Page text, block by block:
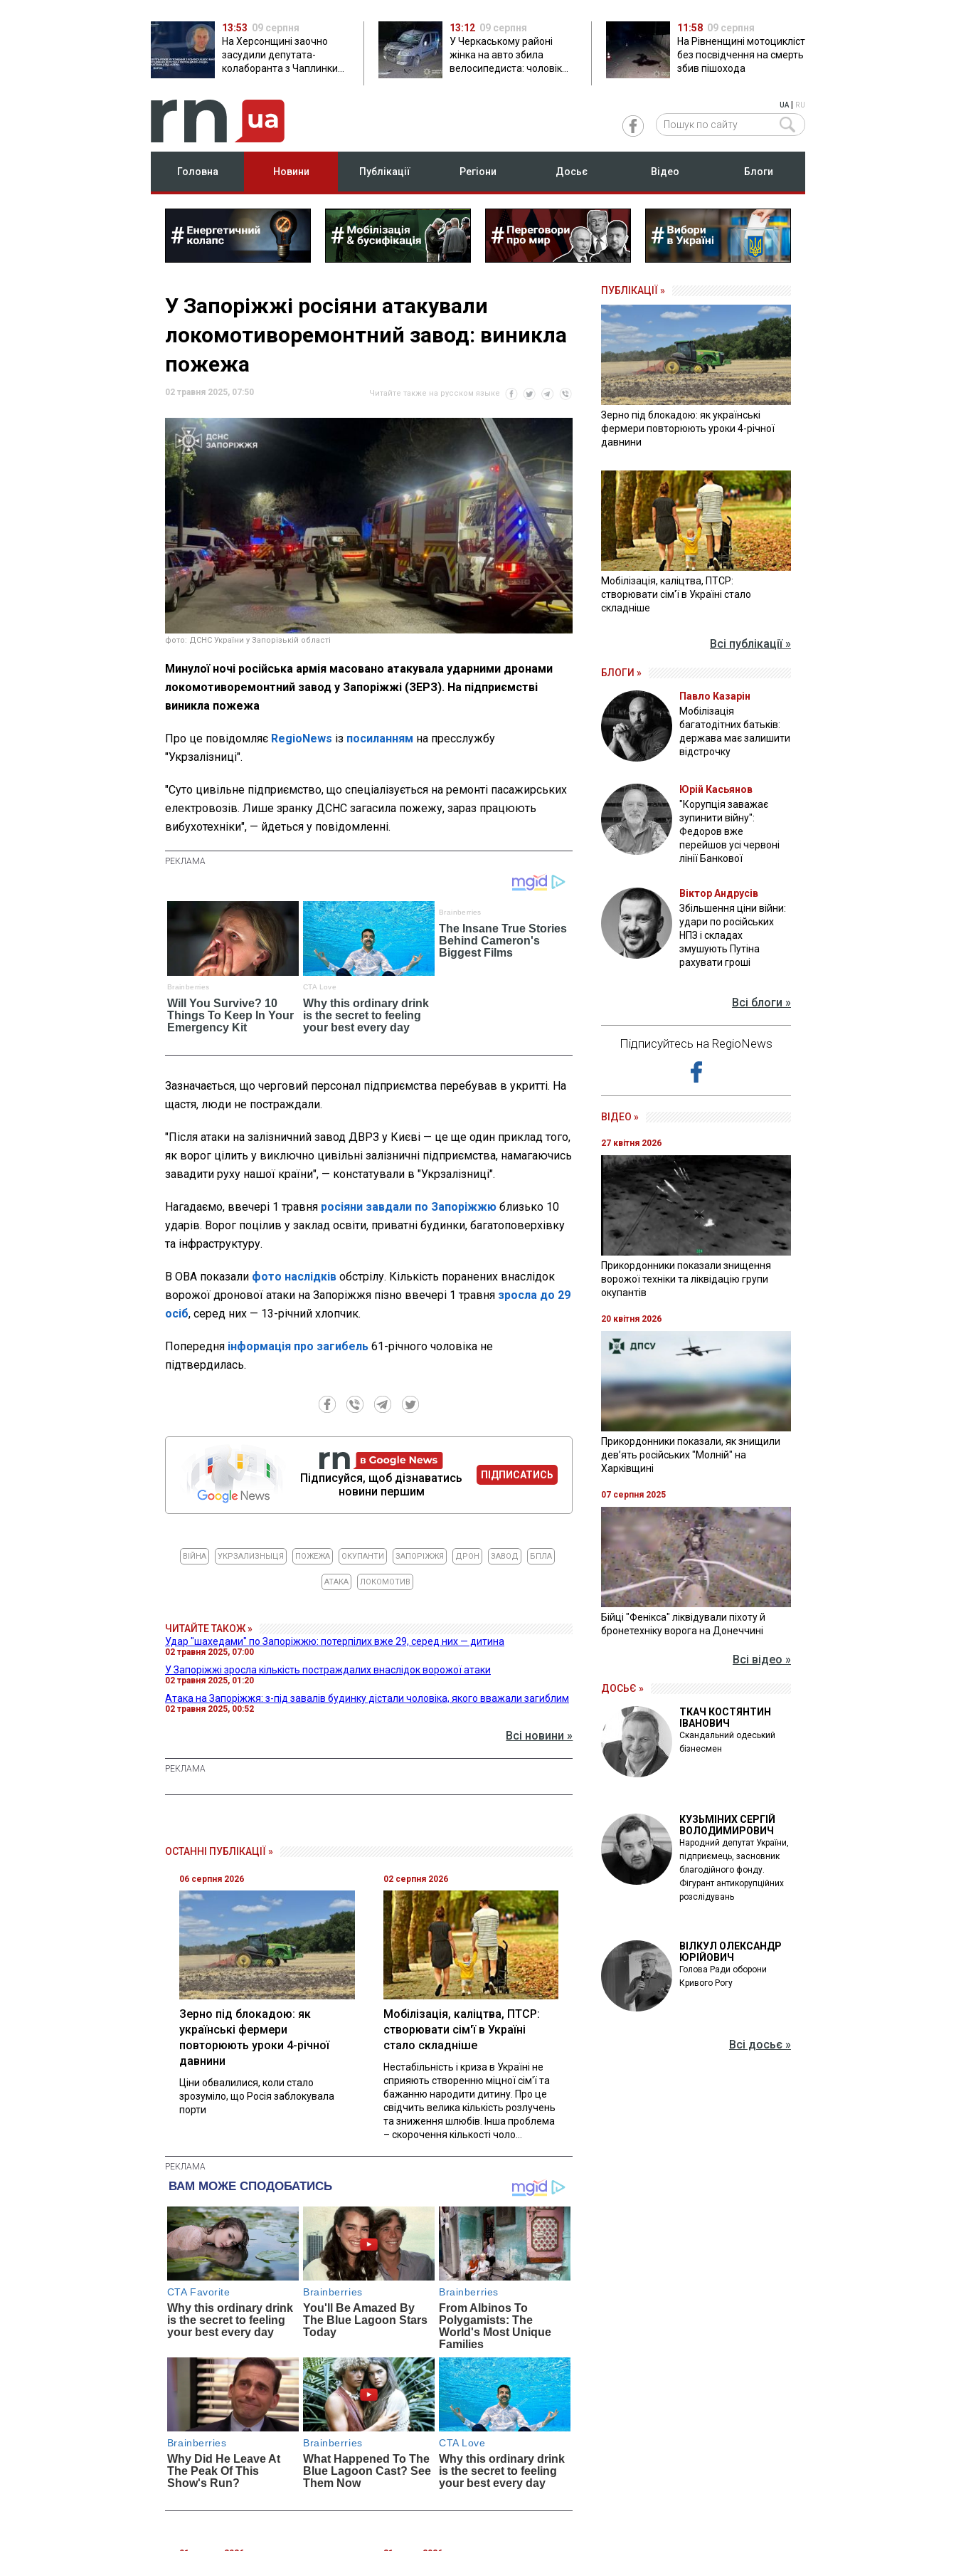
13:53 09 серпня
На Херсонщині заочно
засудили депутата-
колаборанта з Чаплинки
13:12 09 серпня
У Черкаському районі
жінка на авто збила
велосипедиста: чоловік
11:58 09 серпня
На Рівненщині мотоцикліст
без посвідчення на смерть
збив пішохода
UA| RU
Головна Новини Публікації Регіони Досьє Відео Блоги
У Запоріжжі росіяни атакували
локомотиворемонтний завод: виникла
пожежа
02 травня 2025, 07:50 Читайте также на русском языке
фото: ДСНС України у Запорізькій області
Минулої ночі російська армія масовано атакувала ударними дронами
локомотиворемонтний завод у Запоріжжі (ЗЕРЗ). На підприємстві
виникла пожежа
Про це повідомляє RegioNews із посиланням на пресслужбу
"Укрзалізниці".
"Суто цивільне підприємство, що спеціалізується на ремонті пасажирських
електровозів. Лише зранку ДСНС загасила пожежу, зараз працюють
вибухотехніки", — йдеться у повідомленні.
Зазначається, що черговий персонал підприємства перебував в укритті. На
щастя, люди не постраждали.
"Після атаки на залізничний завод ДВРЗ у Києві — це ще один приклад того,
як ворог цілить у виключно цивільні залізничні підприємства, намагаючись
завадити руху нашої країни", — констатували в "Укрзалізниці".
Нагадаємо, ввечері 1 травня росіяни завдали по Запоріжжю близько 10
ударів. Ворог поцілив у заклад освіти, приватні будинки, багатоповерхівку
та інфраструктуру.
В ОВА показали фото наслідків обстрілу. Кількість поранених внаслідок
ворожої дронової атаки на Запоріжжя пізно ввечері 1 травня зросла до 29
осіб, серед них — 13-річний хлопчик.
Попередня інформація про загибель 61-річного чоловіка не
підтвердилась.
Підписуйся, щоб дізнаватись
новини першим
ПІДПИСАТИСЬ
ВІЙНА УКРЗАЛИЗНЫЦЯ ПОЖЕЖА ОКУПАНТИ ЗАПОРІЖЖЯ ДРОН ЗАВОД БПЛА
АТАКА ЛОКОМОТИВ
ЧИТАЙТЕ ТАКОЖ »
Удар "шахедами" по Запоріжжю: потерпілих вже 29, серед них — дитина
02 травня 2025, 07:00
У Запоріжжі зросла кількість постраждалих внаслідок ворожої атаки
02 травня 2025, 01:20
Атака на Запоріжжя: з-під завалів будинку дістали чоловіка, якого вважали загиблим
02 травня 2025, 00:52
Всі новини »
ОСТАННІ ПУБЛІКАЦІЇ »
06 серпня 2026
Зерно під блокадою: як
українські фермери
повторюють уроки 4-річної
давнини
Ціни обвалилися, коли стало
зрозуміло, що Росія заблокувала
порти
02 серпня 2026
Мобілізація, каліцтва, ПТСР:
створювати сім'ї в Україні
стало складніше
Нестабільність і криза в Україні не
сприяють створенню міцної сім'ї та
бажанню народити дитину. Про це
свідчить велика кількість розлучень
та зниження шлюбів. Інша проблема
– скорочення кількості чоло...
ПУБЛІКАЦІЇ »
Зерно під блокадою: як українські
фермери повторюють уроки 4-річної
давнини
Мобілізація, каліцтва, ПТСР:
створювати сім'ї в Україні стало
складніше
Всі публікації »
БЛОГИ »
Павло Казарін
Мобілізація
багатодітних батьків:
держава має залишити
відстрочку
Юрій Касьянов
"Корупція заважає
зупинити війну":
Федоров вже
перейшов усі червоні
лінії Банкової
Віктор Андрусів
Збільшення ціни війни:
удари по російських
НПЗ і складах
змушують Путіна
рахувати гроші
Всі блоги »
Підписуйтесь на RegioNews
ВІДЕО »
27 квітня 2026
Прикордонники показали знищення
ворожої техніки та ліквідацію групи
окупантів
20 квітня 2026
Прикордонники показали, як знищили
девʼять російських "Молній" на
Харківщині
07 серпня 2025
Бійці "Фенікса" ліквідували піхоту й
бронетехніку ворога на Донеччині
Всі відео »
ДОСЬЄ »
ТКАЧ КОСТЯНТИН
ІВАНОВИЧ
Скандальний одеський
бізнесмен
КУЗЬМІНИХ СЕРГІЙ
ВОЛОДИМИРОВИЧ
Народний депутат України,
підприємець, засновник
благодійного фонду.
Фігурант антикорупційних
розслідувань
ВІЛКУЛ ОЛЕКСАНДР
ЮРІЙОВИЧ
Голова Ради оборони
Кривого Рогу
Всі досьє »